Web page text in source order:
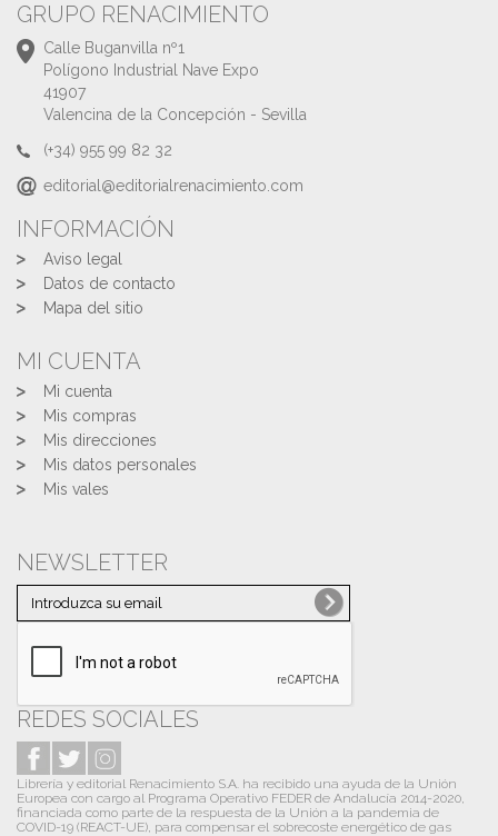
GRUPO RENACIMIENTO
Calle Buganvilla nº1
Polígono Industrial Nave Expo
41907
Valencina de la Concepción - Sevilla
(+34) 955 99 82 32
editorial@editorialrenacimiento.com
INFORMACIÓN
Aviso legal
Datos de contacto
Mapa del sitio
MI CUENTA
Mi cuenta
Mis compras
Mis direcciones
Mis datos personales
Mis vales
NEWSLETTER
REDES SOCIALES
Librería y editorial Renacimiento S.A. ha recibido una ayuda de la Unión
Europea con cargo al Programa Operativo FEDER de Andalucía 2014-2020,
financiada como parte de la respuesta de la Unión a la pandemia de
COVID-19 (REACT-UE), para compensar el sobrecoste energético de gas